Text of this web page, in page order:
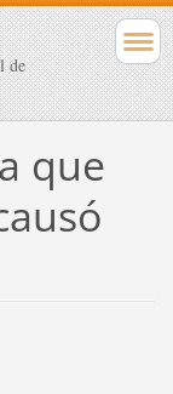
de
que